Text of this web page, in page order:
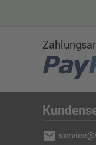
mail